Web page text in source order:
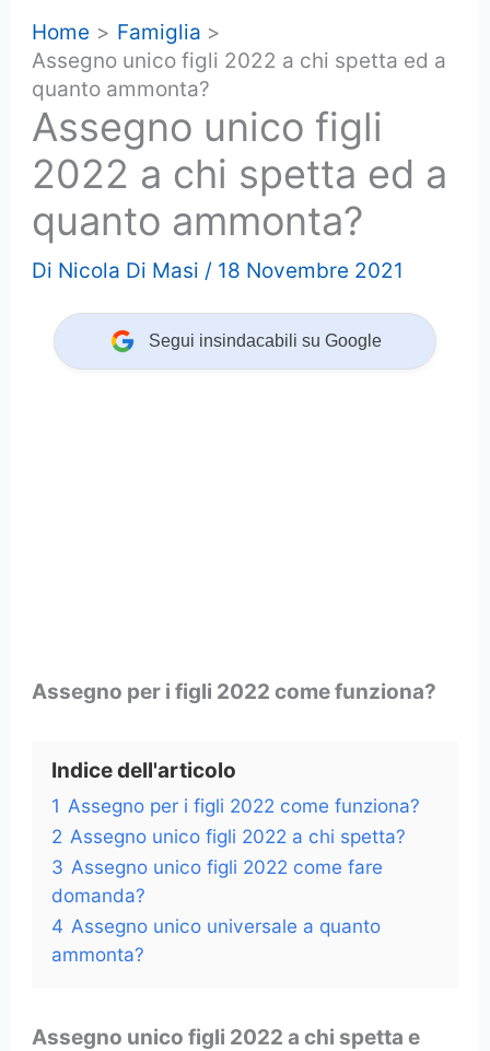
Home
Famiglia
Assegno unico figli 2022 a chi spetta ed a
quanto ammonta?
Assegno unico figli
2022 a chi spetta ed a
quanto ammonta?
Di Nicola Di Masi / 18 Novembre 2021
Segui insindacabili su Google
Assegno per i figli 2022 come funziona?
Indice dell'articolo
1 Assegno per i figli 2022 come funziona?
2 Assegno unico figli 2022 a chi spetta?
3 Assegno unico figli 2022 come fare
domanda?
4 Assegno unico universale a quanto
ammonta?
Assegno unico figli 2022 a chi spetta e